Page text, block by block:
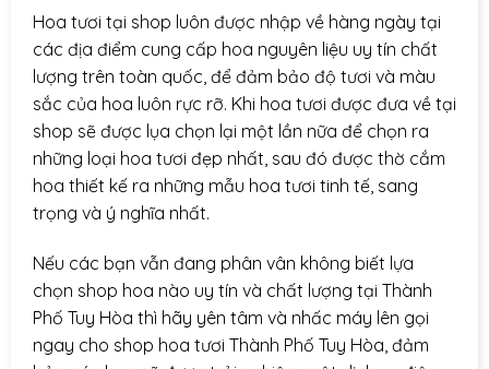
Hoa tươi tại shop luôn được nhập về hàng ngày tại
các địa điểm cung cấp hoa nguyên liệu uy tín chất
lượng trên toàn quốc, để đảm bảo độ tươi và màu
sắc của hoa luôn rực rỡ. Khi hoa tươi được đưa về tại
shop sẽ được lụa chọn lại một lần nữa để chọn ra
những loại hoa tươi đẹp nhất, sau đó được thờ cắm
hoa thiết kế ra những mẫu hoa tươi tinh tế, sang
trọng và ý nghĩa nhất.
Nếu các bạn vẫn đang phân vân không biết lựa
chọn shop hoa nào uy tín và chất lượng tại Thành
Phố Tuy Hòa thì hãy yên tâm và nhấc máy lên gọi
ngay cho shop hoa tươi Thành Phố Tuy Hòa, đảm